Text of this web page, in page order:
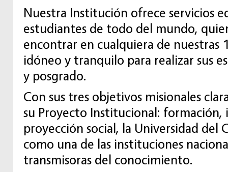
Nuestra Institución ofrece servicios
estudiantes de todo del mundo,
encontrar en cualquiera de nuestras
idóneo y tranquilo para realizar sus
y posgrado.
Con sus tres objetivos misionales
su Proyecto Institucional: formación,
proyección social, la Universidad del
como una de las instituciones
transmisoras del conocimiento.